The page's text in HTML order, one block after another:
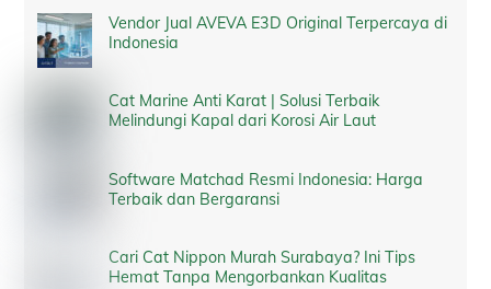
Vendor Jual AVEVA E3D Original Terpercaya di
Indonesia
Cat Marine Anti Karat | Solusi Terbaik
Melindungi Kapal dari Korosi Air Laut
Software Matchad Resmi Indonesia: Harga
Terbaik dan Bergaransi
Cari Cat Nippon Murah Surabaya? Ini Tips
Hemat Tanpa Mengorbankan Kualitas